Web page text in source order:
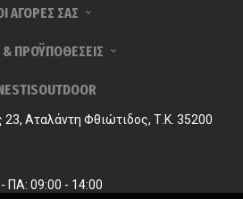
ΑΓΟΡΕΣ ΣΑΣ
& ΠΡΟΫΠΟΘΕΣΕΙΣ
23, Αταλάντη Φθιώτιδος, Τ.Κ. 35200
ΠΑ: 09:00 - 14:00